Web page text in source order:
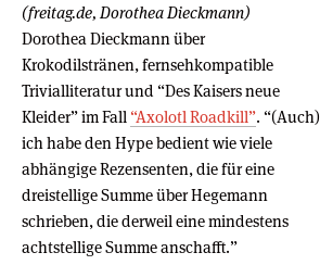
(freitag.de, Dorothea Dieckmann)
Dorothea Dieckmann über
Krokodilstränen, fernsehkompatible
Trivialliteratur und “Des Kaisers neue
Kleider” im Fall “Axolotl Roadkill”. “(Auch)
ich habe den Hype bedient wie viele
abhängige Rezensenten, die für eine
dreistellige Summe über Hegemann
schrieben, die derweil eine mindestens
achtstellige Summe anschafft.”